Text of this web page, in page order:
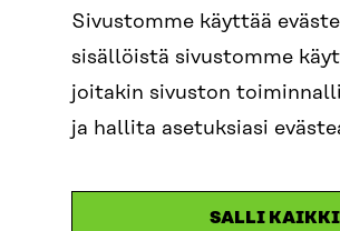
Sivustomme käyttää
sisällöistä sivustomme
joitakin sivuston
ja hallita asetuksiasi
SALLI KAIKKI
Itämerenkatu 11-13, PL
00181 Helsinki
Saapumisohjeet
Y-TUNNUS